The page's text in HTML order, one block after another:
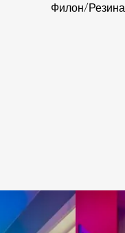
Филон/Резина